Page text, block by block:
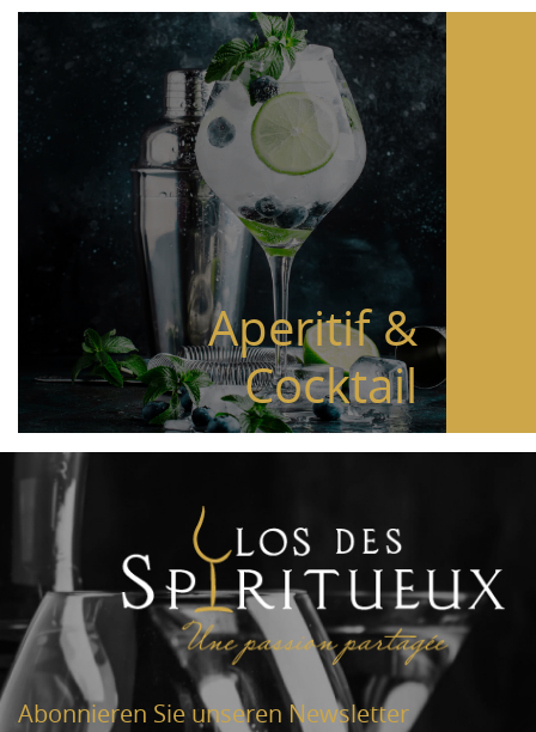
Aperitif &
Cocktail
Abonnieren Sie unseren Newsletter